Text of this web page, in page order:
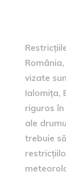
vizate
Ialomița,
riguros
ale
trebuie